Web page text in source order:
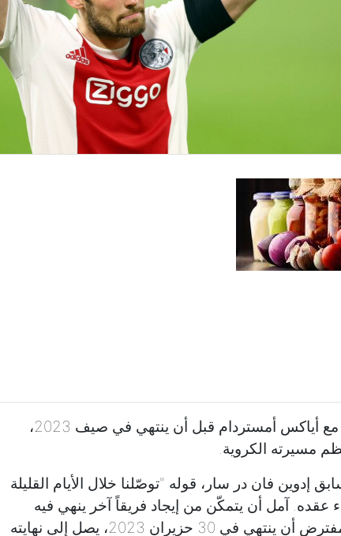
فسخ المدافع الهولندي دالي بليند عقده مع أياكس أمستردام قبل أن ينتهي في صيف 2023،
مسيرته الكروية.
إدوين فان در سار، قوله "توصّلنا خلال الأيام القليلة
عقده. آمل أن يتمكّن من إيجاد فريقاً آخر ينهي فيه
مسيرته الناجحة. العقد الذي كان من المفترض أن ينتهي في 30 حزيران 2023، يصل إلى نهايته